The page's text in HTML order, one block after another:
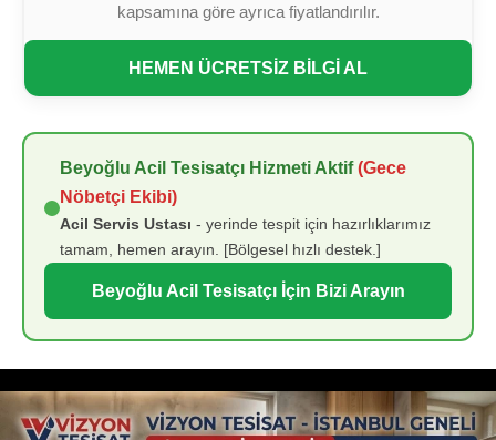
kapsamına göre ayrıca fiyatlandırılır.
HEMEN ÜCRETSİZ BİLGİ AL
Beyoğlu Acil Tesisatçı Hizmeti Aktif(Gece
Nöbetçi Ekibi)
Acil Servis Ustası - yerinde tespit için hazırlıklarımız
tamam, hemen arayın. [Bölgesel hızlı destek.]
Beyoğlu Acil Tesisatçı İçin Bizi Arayın